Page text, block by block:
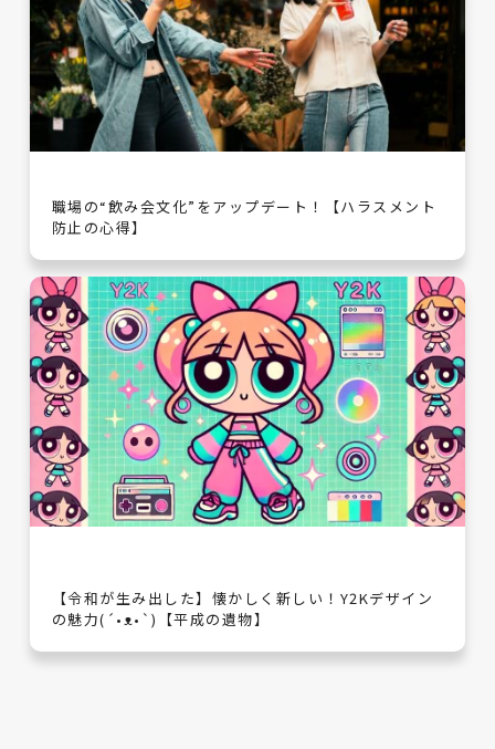
職場の“飲み会文化”をアップデート！【ハラスメント
防止の心得】
【令和が生み出した】懐かしく新しい！Y2Kデザイン
の魅力(´•ᴥ•`)【平成の遺物】